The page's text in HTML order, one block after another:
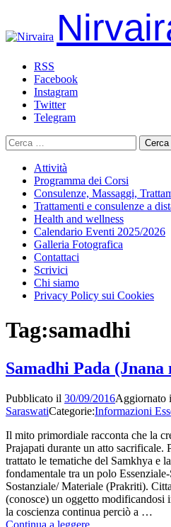
contenuto
RSS
Facebook
Instagram
Twitter
Telegram
Ricerca
per:
Attività
Programma dei Corsi
Consulenze, Massaggi,
Trattamenti e consulenze a
Health and wellness
Calendario Eventi 2025/2026
Galleria Fotografica
Contattaci
Scrivici
Chi siamo
Privacy Policy sui Cookies
Tag:samadhi
Samadhi Pada (Jnana
Pubblicato il 30/09/2016Aggiornato
SaraswatiCategorie:Informazioni
Il mito primordiale racconta che la
Prajapati durante un atto sacrificale.
trattato le tematiche del Samkhya e
fondamentale tra un polo
Sostanziale/ Materiale (Prakriti).
(conosce) un oggetto modificandosi
la coscienza continua perciò a …
Continua a leggereSamadhi